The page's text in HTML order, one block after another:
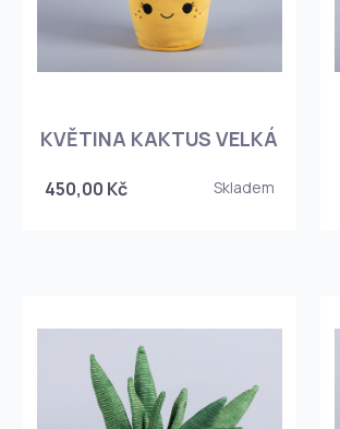
KVĚTINA KAKTUS VELKÁ
450,00 Kč Skladem